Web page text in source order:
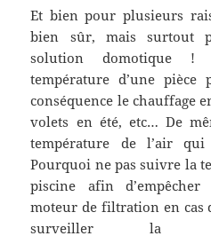
Et bien pour plusieurs
bien sûr, mais surtout
solution domotique !
température d’une
conséquence le chauffage
volets en été, etc… De
température de l’air
Pourquoi ne pas suivre la
piscine afin
moteur de filtration en cas
surveiller la